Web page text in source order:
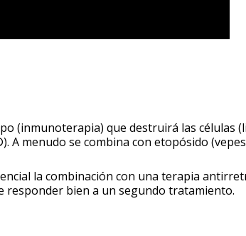
(inmunoterapia) que destruirá las células
menudo se combina con etopósido
la combinación con una terapia
responder bien a un segundo tratamiento.